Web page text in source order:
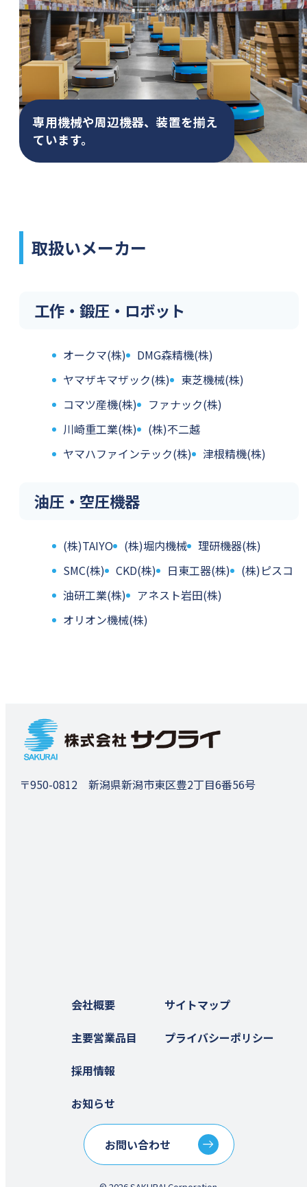
専用機械や周辺機器、 装置を揃え
ています。
取扱いメーカー
工作・鍛圧・ロボット
オークマ(株)
DMG森精機(株)
ヤマザキマザック(株)
東芝機械(株)
コマツ産機(株)
ファナック(株)
川崎重工業(株)
(株)不二越
ヤマハファインテック(株)
津根精機(株)
油圧・空圧機器
(株)TAIYO (株)堀内機械
理研機器(株)
SMC(株)
CKD(株) 日東工器(株)
(株)ピスコ
油研工業(株)
アネスト岩田(株)
オリオン機械(株)
〒950-0812 新潟県新潟市東区豊2丁目6番56号
会社概要
主要営業品目
採用情報
お知らせ
サイトマップ
プライバシーポリシー
お問い合わせ